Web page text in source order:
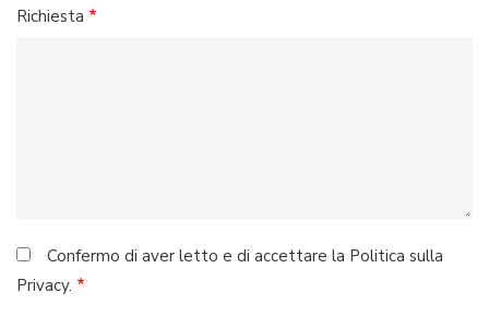
Richiesta
Confermo di aver letto e di accettare la Politica sulla
Privacy.